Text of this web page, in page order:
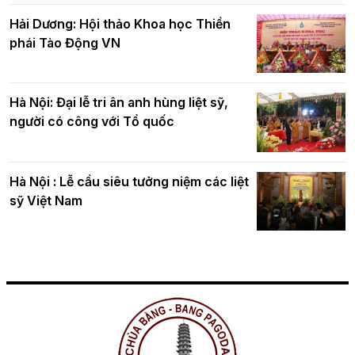
Hải Dương: Hội thảo Khoa học Thiền
phái Tào Động VN
Hà Nội: Đại lễ tri ân anh hùng liệt sỹ,
người có công với Tổ quốc
Hà Nội : Lễ cầu siêu tưởng niệm các liệt
sỹ Việt Nam